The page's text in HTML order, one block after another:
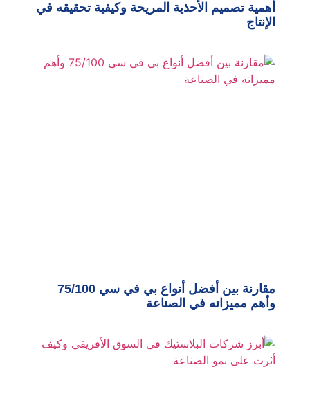
أهمية تصميم الأحذية المريحة وكيفية تحقيقه في
الإنتاج
مقارنة بين أفضل أنواع بي في سي 75/100
وأهم مميزاته في الصناعة